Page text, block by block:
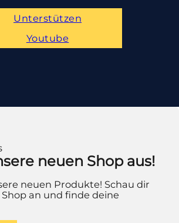
Unterstützen
Youtube
neuen Shop aus!
neuen Produkte! Schau dir
an und finde deine